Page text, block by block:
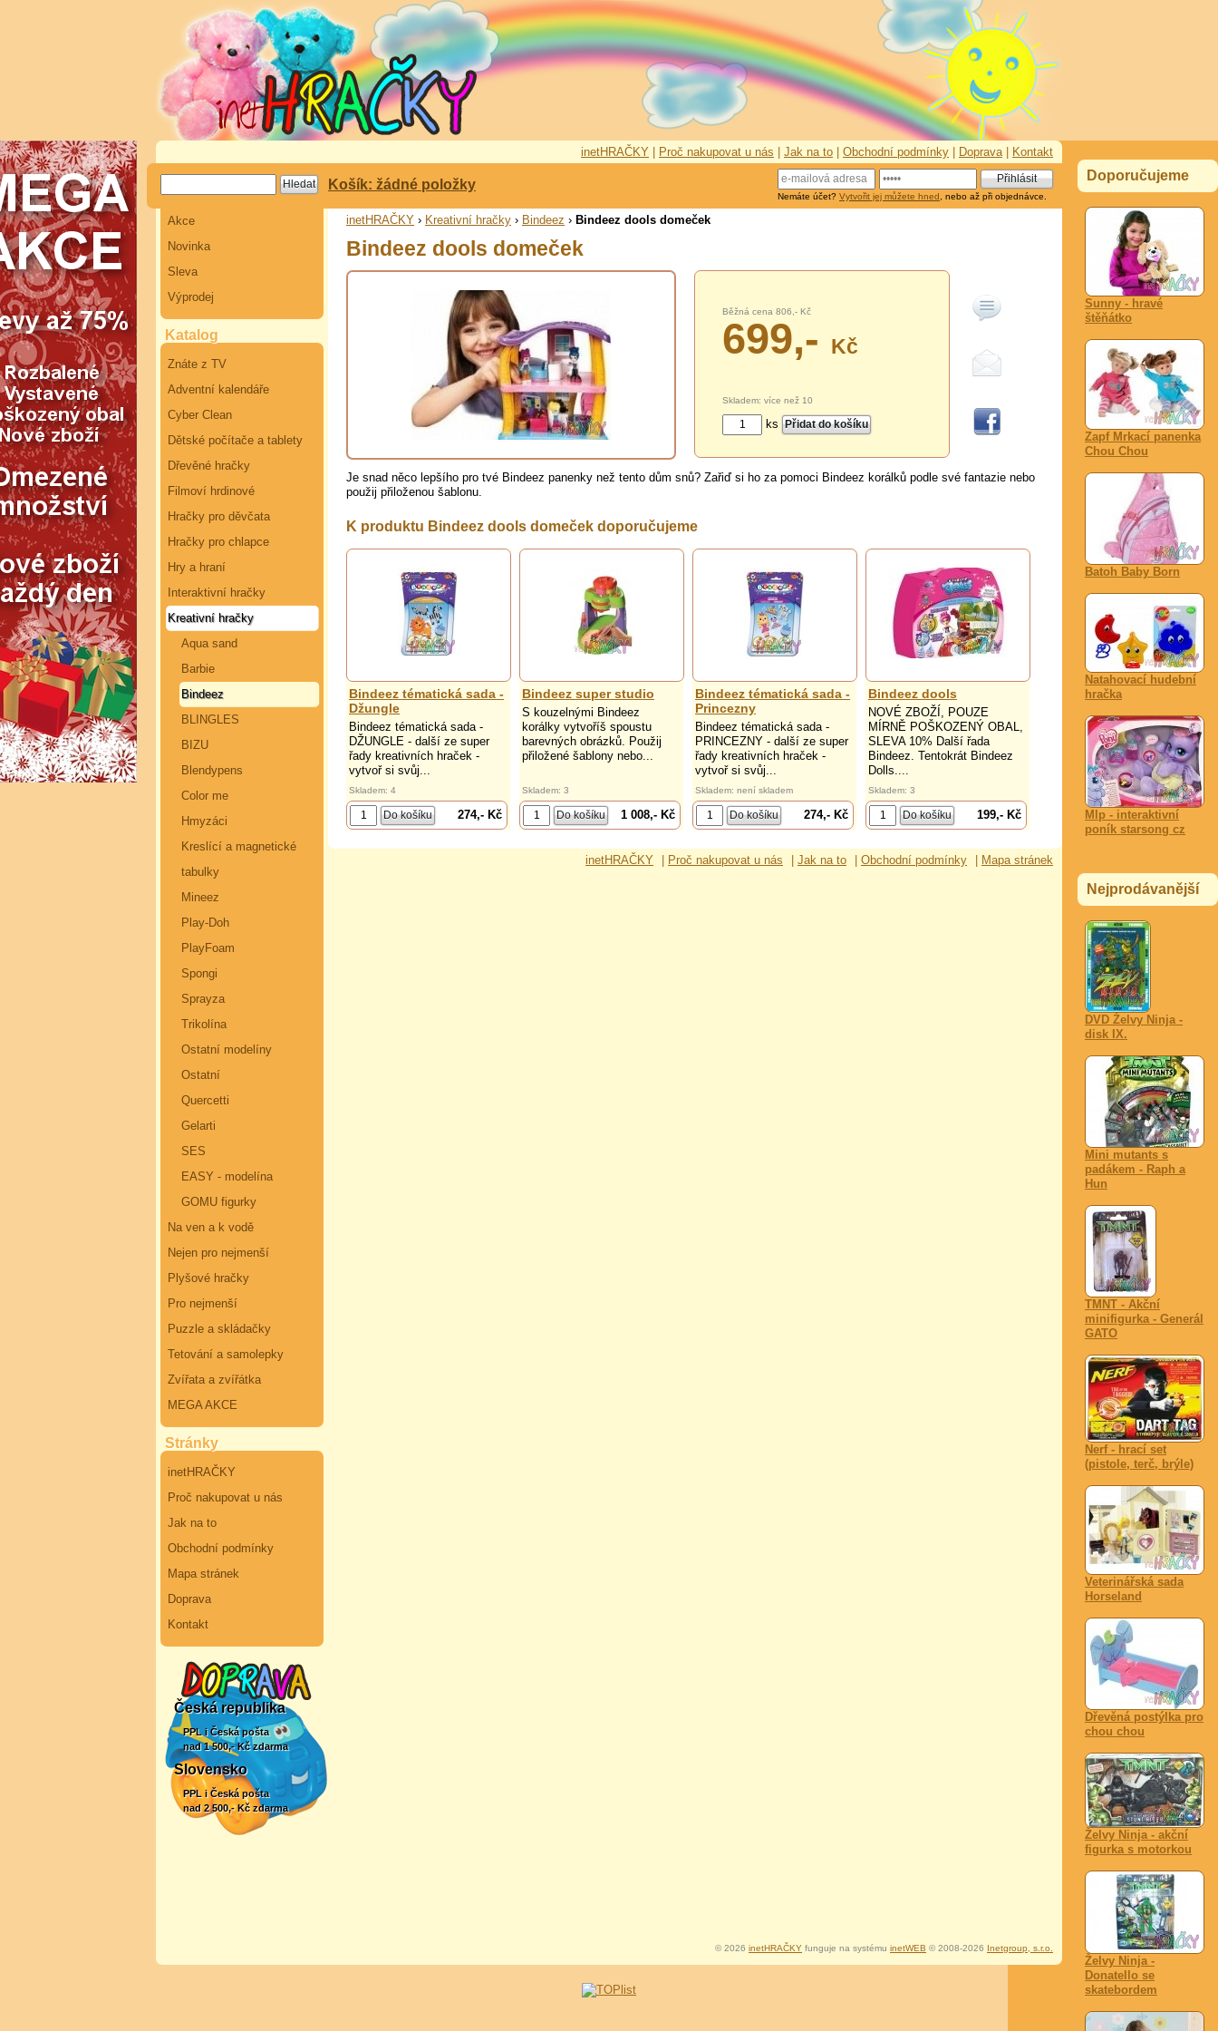
Doporučujeme
Sunny - hravé
štěňátko
Zapf Mrkací panenka
Chou Chou
Batoh Baby Born
Natahovací hudební
hračka
Mlp - interaktivní
poník starsong cz
Nejprodávanější
DVD Želvy Ninja -
disk IX.
Mini mutants s
padákem - Raph a
Hun
TMNT - Akční
minifigurka - Generál
GATO
Nerf - hrací set
(pistole, terč, brýle)
Veterinářská sada
Horseland
Dřevěná postýlka pro
chou chou
Želvy Ninja - akční
figurka s motorkou
Želvy Ninja -
Donatello se
skatebordem
inetHRAČKY Proč nakupovat u nás Jak na to Obchodní podmínky Doprava| Kontakt
Nemáte účet? Vytvořit jej můžete hned , nebo až při objednávce.
Košík: žádné položky
Akce
Novinka
Sleva
Výprodej
Katalog
Znáte z TV
Adventní kalendáře
Cyber Clean
Dětské počítače a tablety
Dřevěné hračky
Filmoví hrdinové
Hračky pro děvčata
Hračky pro chlapce
Hry a hraní
Interaktivní hračky
Kreativní hračky
Aqua sand
Barbie
Bindeez
BLINGLES
BIZU
Blendypens
Color me
Hmyzáci
Kreslící a magnetické
tabulky
Mineez
Play-Doh
PlayFoam
Spongi
Sprayza
Trikolína
Ostatní modelíny
Ostatní
Quercetti
Gelarti
SES
EASY - modelína
GOMU figurky
Na ven a k vodě
Nejen pro nejmenší
Plyšové hračky
Pro nejmenší
Puzzle a skládačky
Tetování a samolepky
Zvířata a zvířátka
MEGA AKCE
Stránky
inetHRAČKY
Proč nakupovat u nás
Jak na to
Obchodní podmínky
Mapa stránek
Doprava
Kontakt
Česká republika
PPL i Česká pošta
nad 1 500,- Kč zdarma
Slovensko
PPL i Česká pošta
nad 2 500,- Kč zdarma
inetHRAČKY › Kreativní hračky › Bindeez › Bindeez dools domeček
Bindeez dools domeček
Běžná cena 806,- Kč
699,- Kč
Skladem: více než 10
ks
Je snad něco lepšího pro tvé Bindeez panenky než tento dům snů? Zařiď si ho za pomoci Bindeez korálků podle své fantazie nebo
použij přiloženou šablonu.
K produktu Bindeez dools domeček doporučujeme
Bindeez tématická sada -
Džungle
Bindeez tématická sada -
DŽUNGLE - další ze super
řady kreativních hraček -
vytvoř si svůj...
Skladem: 4
274,- Kč
Bindeez super studio
S kouzelnými Bindeez
korálky vytvoříš spoustu
barevných obrázků. Použij
přiložené šablony nebo...
Skladem: 3
1 008,- Kč
Bindeez tématická sada -
Princezny
Bindeez tématická sada -
PRINCEZNY - další ze super
řady kreativních hraček -
vytvoř si svůj...
Skladem: není skladem
274,- Kč
Bindeez dools
NOVÉ ZBOŽÍ, POUZE
MÍRNĚ POŠKOZENÝ OBAL,
SLEVA 10% Další řada
Bindeez. Tentokrát Bindeez
Dolls....
Skladem: 3
199,- Kč
inetHRAČKY Proč nakupovat u nás Jak na to Obchodní podmínky Mapa stránek
© 2026 inetHRAČKY funguje na systému inetWEB © 2008-2026 Inetgroup, s.r.o.